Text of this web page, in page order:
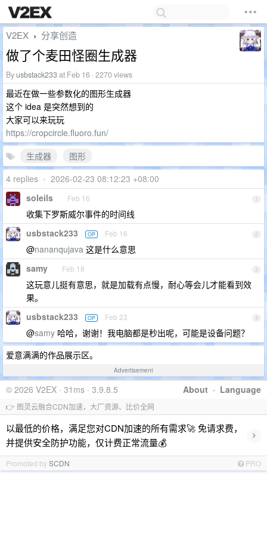
V2EX › 分享创造
做了个麦田怪圈生成器
Byusbstack233at Feb 16 · 2270 views
最近在做一些参数化的图形生成器
这个 idea 是突然想到的
大家可以来玩玩
https://cropcircle.fluoro.fun/
生成器
图形
4 replies • 2026-02-23 08:12:23 +08:00
1
soleils Feb 16
收集下罗斯威尔事件的时间线
2
usbstack233 OP Feb 16
@nananqujava 这是什么意思
3
samy Feb 18
这玩意儿挺有意思，就是加载有点慢，耐心等会儿才能看到效
果。
4
usbstack233 OP Feb 23
@samy 哈哈，谢谢！我电脑都是秒出呢，可能是设备问题？
爱意满满的作品展示区。
Advertisement
About · Language
© 2026 V2EX · 31ms · 3.9.8.5
👉 图灵云融合CDN加速，大厂资源、比价全网
以最低的价格，满足您对CDN加速的所有需求🚀 免请求费，
并提供安全防护功能，仅计费正常流量💰
›
Promoted bySCDN PRO